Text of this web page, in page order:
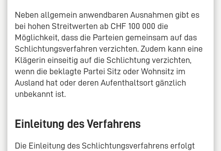
Neben allgemein anwendbaren Ausnahmen gibt es
bei hohen Streitwerten ab CHF 100 000 die
Möglichkeit, dass die Parteien gemeinsam auf das
Schlichtungsverfahren verzichten. Zudem kann eine
Klägerin einseitig auf die Schlichtung verzichten,
wenn die beklagte Partei Sitz oder Wohnsitz im
Ausland hat oder deren Aufenthaltsort gänzlich
unbekannt ist.
Einleitung des Verfahrens
Die Einleitung des Schlichtungsverfahrens erfolgt